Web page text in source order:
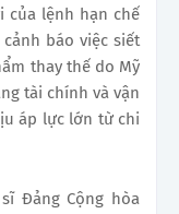
của lệnh hạn chế
báo việc siết
thay thế do Mỹ
tài chính và vận
áp lực lớn từ chi
Đảng Cộng hòa